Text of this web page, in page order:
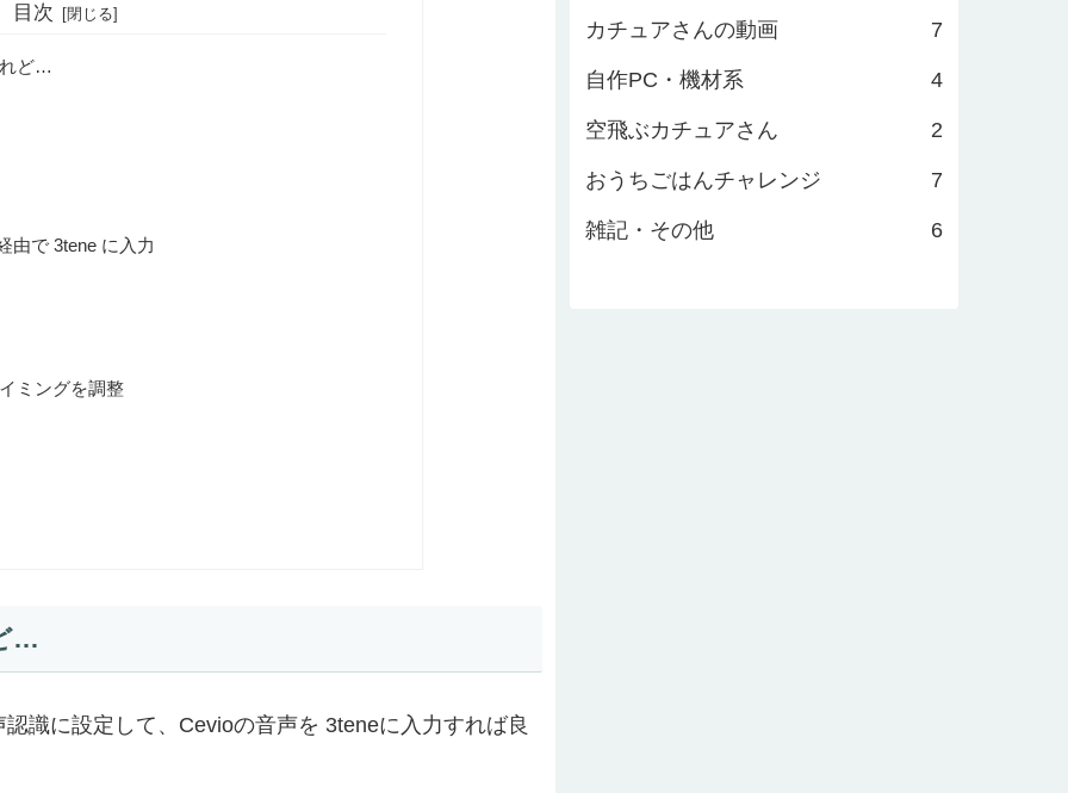
目次
ど…
由で 3tene に入力
ミングを調整
…
識に設定して、Cevioの音声を 3teneに入力すれば良
カチュアさんの動画 7
自作PC・機材系 4
空飛ぶカチュアさん 2
おうちごはんチャレンジ 7
雑記・その他 6